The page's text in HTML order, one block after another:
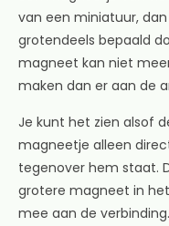
van een miniatuur,
grotendeels bepaald
magneet kan niet
maken dan er aan de
Je kunt het zien alsof
magneetje alleen
tegenover hem staat.
grotere magneet in
mee aan de